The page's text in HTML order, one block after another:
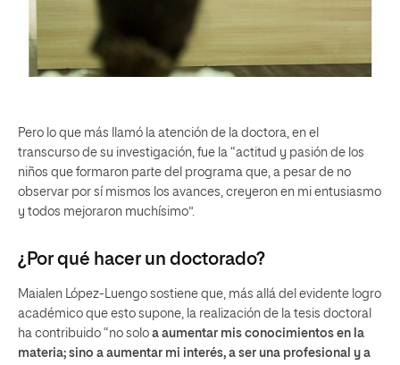
Pero lo que más llamó la atención de la doctora, en el
transcurso de su investigación, fue la “actitud y pasión de los
niños que formaron parte del programa que, a pesar de no
observar por sí mismos los avances, creyeron en mi entusiasmo
y todos mejoraron muchísimo”.
¿Por qué hacer un doctorado?
Maialen López-Luengo sostiene que, más allá del evidente logro
académico que esto supone, la realización de la tesis doctoral
ha contribuido “no solo a aumentar mis conocimientos en la
materia; sino a aumentar mi interés, a ser una profesional y a